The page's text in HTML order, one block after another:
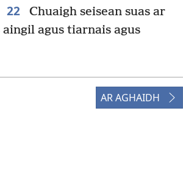
22
Chuaigh seisean suas ar
agus tiarnais agus
AR AGHAIDH